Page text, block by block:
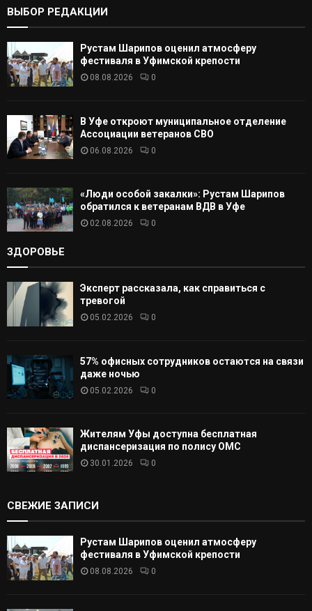
А
ВЫБОР РЕДАКЦИИ
Рустам Шарипов оценил атмосферу
фестиваля в Уфимской крепости
08.08.2026 0
В Уфе откроют муниципальное отделение
Ассоциации ветеранов СВО
06.08.2026 0
«Люди особой закалки»: Рустам Шарипов
обратился к ветеранам ВДВ в Уфе
02.08.2026 0
ЗДОРОВЬЕ
Эксперт рассказала, как справиться с
тревогой
05.02.2026 0
57% офисных сотрудников остаются на связи
даже ночью
05.02.2026 0
Жителям Уфы доступна бесплатная
диспансеризация по полису ОМС
30.01.2026 0
СВЕЖИЕ ЗАПИСИ
Рустам Шарипов оценил атмосферу
фестиваля в Уфимской крепости
08.08.2026 0